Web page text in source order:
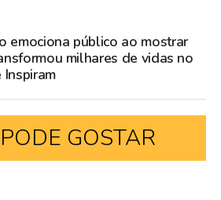
emociona público ao mostrar
milhares de vidas no
GOSTAR